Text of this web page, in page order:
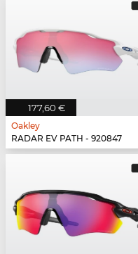
177,60 €
Oakley
RADAR EV PATH - 920847